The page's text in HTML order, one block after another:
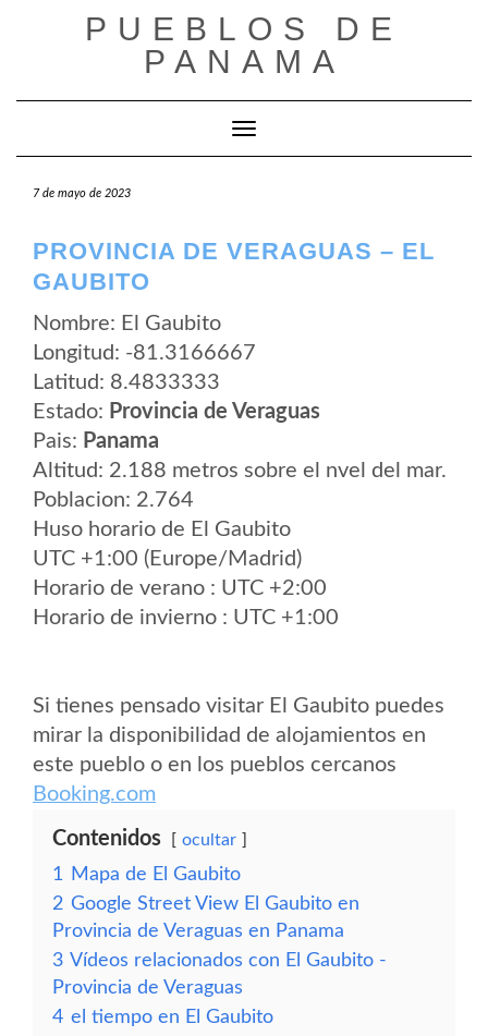
PUEBLOS DE
PANAMA
Cambiar modo de navegación
7 de mayo de 2023
PROVINCIA DE VERAGUAS – EL
GAUBITO
Nombre: El Gaubito
Longitud: -81.3166667
Latitud: 8.4833333
Estado: Provincia de Veraguas
Pais: Panama
Altitud: 2.188 metros sobre el nvel del mar.
Poblacion: 2.764
Huso horario de El Gaubito
UTC +1:00 (Europe/Madrid)
Horario de verano : UTC +2:00
Horario de invierno : UTC +1:00
Si tienes pensado visitar El Gaubito puedes
mirar la disponibilidad de alojamientos en
este pueblo o en los pueblos cercanos
Booking.com
Contenidos ocultar
1
Mapa de El Gaubito
2 Google Street View El Gaubito en
Provincia de Veraguas en Panama
3 Vídeos relacionados con El Gaubito -
Provincia de Veraguas
4 el tiempo en El Gaubito